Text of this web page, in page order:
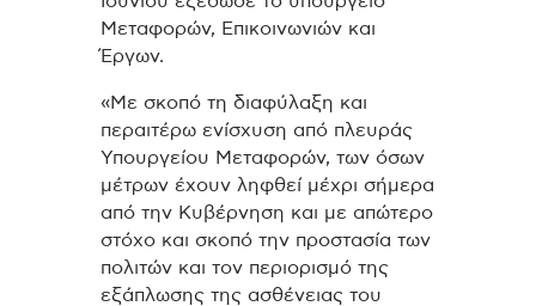
Μεταφορών, Επικοινωνιών και
Έργων.
«Με σκοπό τη διαφύλαξη και
περαιτέρω ενίσχυση από πλευράς
Υπουργείου Μεταφορών, των όσων
μέτρων έχουν ληφθεί μέχρι σήμερα
από την Κυβέρνηση και με απώτερο
στόχο και σκοπό την προστασία των
πολιτών και τον περιορισμό της
εξάπλωσης της ασθένειας του